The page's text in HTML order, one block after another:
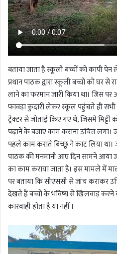
बताया जाता है स्कूली बच्चों को कापी
प्रधान पाठक द्वारा स्कूली बच्चों को घर
लाने का फरमान जारी किया था। जिस पर
फावड़ा कुदारी लेकर स्कूल पहुंचते ही
ट्रेक्टर से जोताई किए गए थे, जिसमे
पढ़ाने के बजाए काम कराना उचित
पहले काम कराते बिच्छू ने काट लिया था।
पाठक की मनमानी आए दिन सामने आया
का काम कराया जाता है। इस मामले में
पर बताया कि सीएससी से जांच कराकर
देखते हैं बच्चो के भविष्य से खिलवाड़ करने
कारवाही होता है या नहीं ।